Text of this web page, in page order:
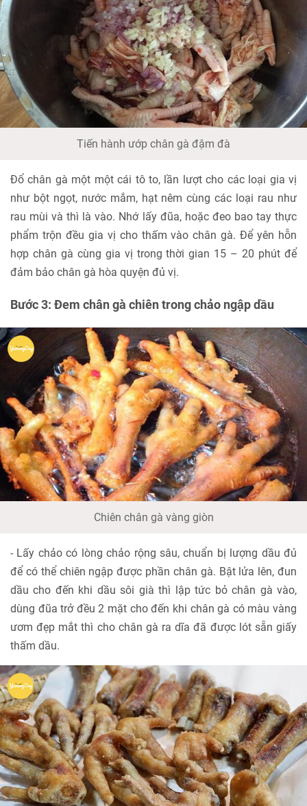
Tiến hành ướp chân gà đậm đà
Đổ chân gà một một cái tô to, lần lượt cho các loại gia vị
như bột ngọt, nước mắm, hạt nêm cùng các loại rau như
rau mùi và thì là vào. Nhớ lấy đũa, hoặc đeo bao tay thực
phẩm trộn đều gia vị cho thấm vào chân gà. Để yên hỗn
hợp chân gà cùng gia vị trong thời gian 15 – 20 phút để
đảm bảo chân gà hòa quyện đủ vị.
Bước 3: Đem chân gà chiên trong chảo ngập dầu
Chiên chân gà vàng giòn
- Lấy chảo có lòng chảo rộng sâu, chuẩn bị lượng dầu đủ
để có thể chiên ngập được phần chân gà. Bật lửa lên, đun
dầu cho đến khi dầu sôi già thì lập tức bỏ chân gà vào,
dùng đũa trở đều 2 mặt cho đến khi chân gà có màu vàng
ươm đẹp mắt thì cho chân gà ra dĩa đã được lót sẵn giấy
thấm dầu.